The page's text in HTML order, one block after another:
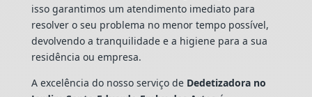
isso garantimos um atendimento imediato para
resolver o seu problema no menor tempo possível,
devolvendo a tranquilidade e a higiene para a sua
residência ou empresa.
A excelência do nosso serviço de Dedetizadora no